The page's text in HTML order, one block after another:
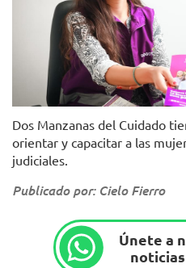
Dos Manzanas del Cuidado
orientar y capacitar a las
judiciales.
Publicado por: Cielo Fierro
Únete a